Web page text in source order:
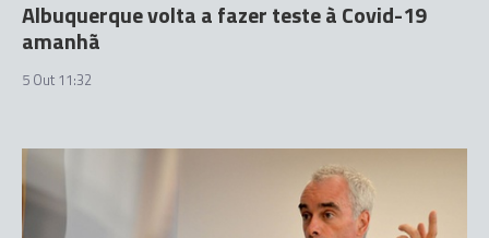
Albuquerque volta a fazer teste à Covid-19
amanhã
5 Out 11:32